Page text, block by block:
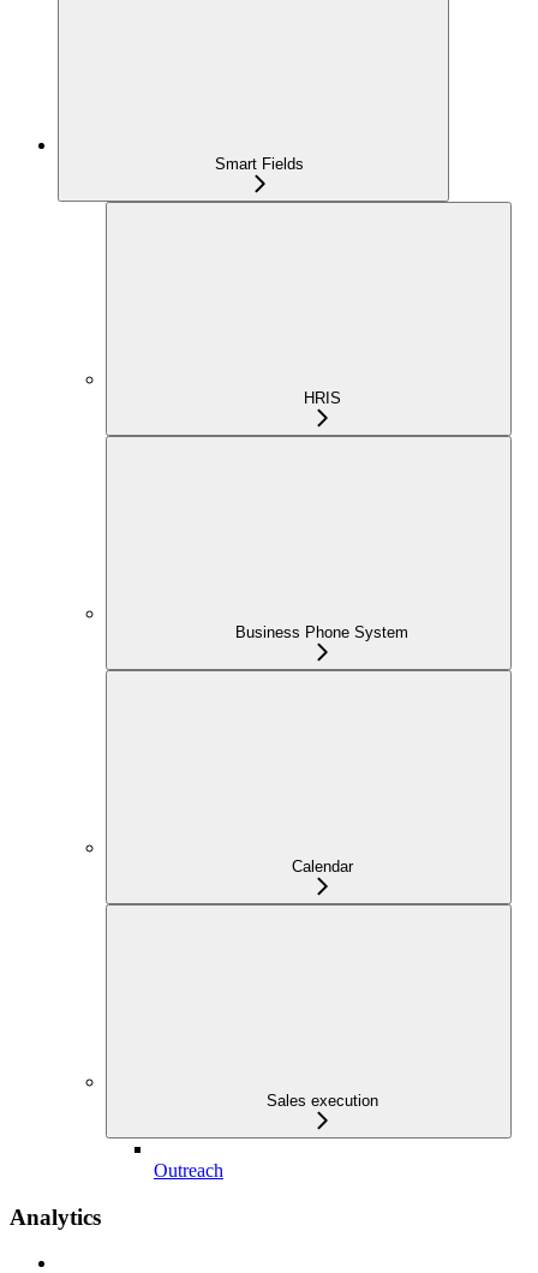
Smart Fields
HRIS
Business Phone System
Calendar
Sales execution
Outreach
Analytics